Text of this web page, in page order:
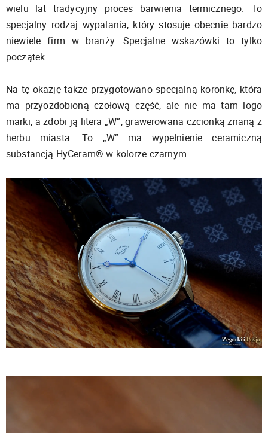
wielu lat tradycyjny proces barwienia termicznego. To
specjalny rodzaj wypalania, który stosuje obecnie bardzo
niewiele firm w branży. Specjalne wskazówki to tylko
początek.
Na tę okazję także przygotowano specjalną koronkę, która
ma przyozdobioną czołową część, ale nie ma tam logo
marki, a zdobi ją litera „W”, grawerowana czcionką znaną z
herbu miasta. To „W” ma wypełnienie ceramiczną
substancją HyCeram® w kolorze czarnym.